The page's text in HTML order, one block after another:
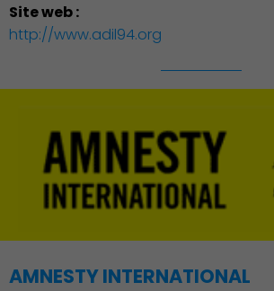
Site web :
http://www.adil94.org
AMNESTY INTERNATIONAL